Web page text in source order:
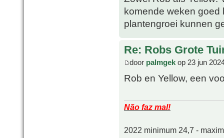
komende weken goed
plantengroei kunnen
Re: Robs Grote
door palmgek op 23 jun
Rob en Yellow, een
Não faz mal!
2022 minimum 24,7 -